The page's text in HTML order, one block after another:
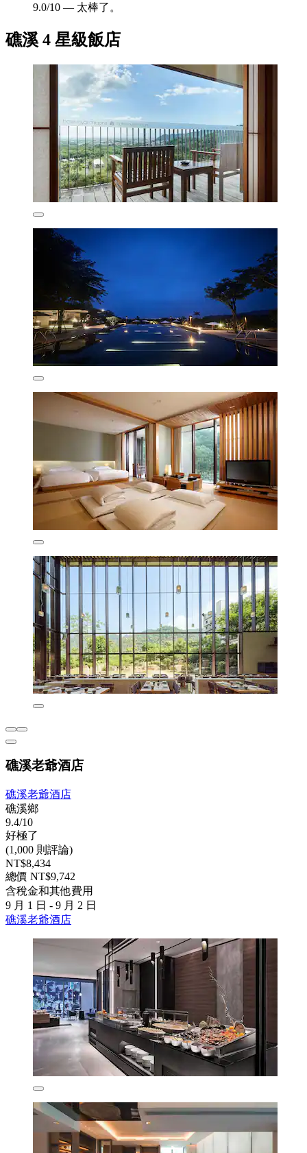
9.0/10 — 太棒了。
礁溪 4 星級飯店
礁溪老爺酒店
礁溪老爺酒店
礁溪鄉
9.4/10
好極了
(1,000 則評論)
NT$8,434
總價 NT$9,742
含稅金和其他費用
9 月 1 日 - 9 月 2 日
礁溪老爺酒店